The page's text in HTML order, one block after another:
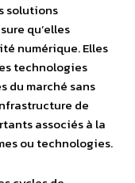
solutions
qu’elles
numérique. Elles
technologies
du marché sans
de
associés à la
ou technologies.